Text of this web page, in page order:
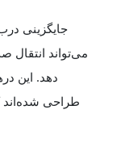
جایگزینی
می‌تواند انتقال
دهد. این
طراحی شده‌اند